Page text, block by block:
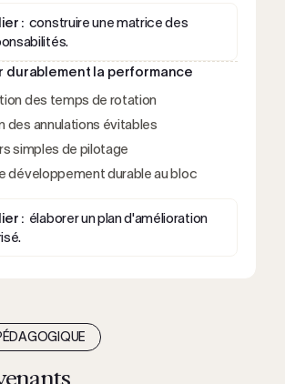
: construire une matrice des
durablement la performance
des temps de rotation
des annulations évitables
simples de pilotage
développement durable au bloc
: élaborer un plan d'amélioration